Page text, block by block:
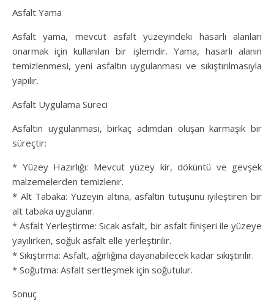
Asfalt Yama
Asfalt yama, mevcut asfalt yüzeyindeki hasarlı alanları
onarmak için kullanılan bir işlemdir. Yama, hasarlı alanın
temizlenmesi, yeni asfaltın uygulanması ve sıkıştırılmasıyla
yapılır.
Asfalt Uygulama Süreci
Asfaltın uygulanması, birkaç adımdan oluşan karmaşık bir
süreçtir:
* Yüzey Hazırlığı: Mevcut yüzey kir, döküntü ve gevşek
malzemelerden temizlenir.
* Alt Tabaka: Yüzeyin altına, asfaltın tutuşunu iyileştiren bir
alt tabaka uygulanır.
* Asfalt Yerleştirme: Sıcak asfalt, bir asfalt finişeri ile yüzeye
yayılırken, soğuk asfalt elle yerleştirilir.
* Sıkıştırma: Asfalt, ağırlığına dayanabilecek kadar sıkıştırılır.
* Soğutma: Asfalt sertleşmek için soğutulur.
Sonuç